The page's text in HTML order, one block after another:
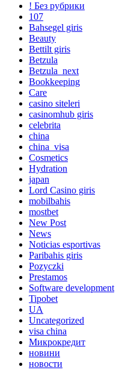
! Без рубрики
107
Bahsegel giris
Beauty
Bettilt giris
Betzula
Betzula_next
Bookkeeping
Care
casino siteleri
casinomhub giris
celebrita
china
china_visa
Cosmetics
Hydration
japan
Lord Сasino giris
mobilbahis
mostbet
New Post
News
Noticias esportivas
Paribahis giris
Pozyczki
Prestamos
Software development
Tipobet
UA
Uncategorized
visa china
Микрокредит
новини
новости